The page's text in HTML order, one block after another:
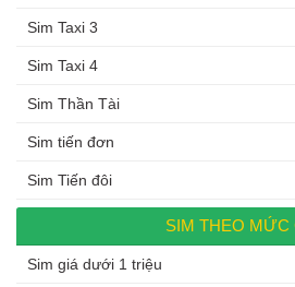
Sim Taxi 3
Sim Taxi 4
Sim Thần Tài
Sim tiến đơn
Sim Tiến đôi
SIM THEO MỨC
Sim giá dưới 1 triệu